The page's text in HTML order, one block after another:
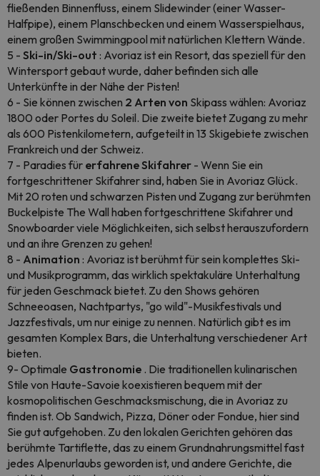
fließenden Binnenfluss, einem Slidewinder (einer Wasser-
Halfpipe), einem Planschbecken und einem Wasserspielhaus,
einem großen Swimmingpool mit natürlichen Klettern Wände.
5 - Ski-in/Ski-out : Avoriaz ist ein Resort, das speziell für den
Wintersport gebaut wurde, daher befinden sich alle
Unterkünfte in der Nähe der Pisten!
6 - Sie können zwischen 2 Arten von Skipass wählen: Avoriaz
1800 oder Portes du Soleil. Die zweite bietet Zugang zu mehr
als 600 Pistenkilometern, aufgeteilt in 13 Skigebiete zwischen
Frankreich und der Schweiz.
7 - Paradies für erfahrene Skifahrer - Wenn Sie ein
fortgeschrittener Skifahrer sind, haben Sie in Avoriaz Glück.
Mit 20 roten und schwarzen Pisten und Zugang zur berühmten
Buckelpiste The Wall haben fortgeschrittene Skifahrer und
Snowboarder viele Möglichkeiten, sich selbst herauszufordern
und an ihre Grenzen zu gehen!
8 - Animation : Avoriaz ist berühmt für sein komplettes Ski-
und Musikprogramm, das wirklich spektakuläre Unterhaltung
für jeden Geschmack bietet. Zu den Shows gehören
Schneeoasen, Nachtpartys, "go wild"-Musikfestivals und
Jazzfestivals, um nur einige zu nennen. Natürlich gibt es im
gesamten Komplex Bars, die Unterhaltung verschiedener Art
bieten.
9- Optimale Gastronomie . Die traditionellen kulinarischen
Stile von Haute-Savoie koexistieren bequem mit der
kosmopolitischen Geschmacksmischung, die in Avoriaz zu
finden ist. Ob Sandwich, Pizza, Döner oder Fondue, hier sind
Sie gut aufgehoben. Zu den lokalen Gerichten gehören das
berühmte Tartiflette, das zu einem Grundnahrungsmittel fast
jedes Alpenurlaubs geworden ist, und andere Gerichte, die